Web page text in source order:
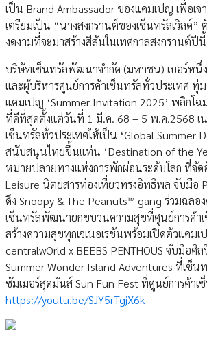
เป็น Brand Ambassador ของแคมเปญ เพื่อเจ
เตรียมเป็น “นางสงกรานต์ของเซ็นทรัลเวิลด์
งดงามที่จะมาสร้างสีสันในเทศกาลสงกรานต์ปีนี้
บริษัทเซ็นทรัลพัฒนาจำกัด (มหาชน) เบอร์หนึ่
และผู้บริหารศูนย์การค้าเซ็นทรัลทั่วประเทศ ทุ่
แคมเปญ ‘Summer Invitation 2025’ พลิกโ
ที่ดีที่สุดตั้งแต่วันที่ 1 มี.ค. 68 – 5 พ.ค.2568 เ
เซ็นทรัลทั่วประเทศให้เป็น ‘Global Summer
สนับสนุนไทยขึ้นแท่น ‘Destination of the
หมายปลายทางแห่งการพักผ่อนระดับโลก ที่จัด
Leisure นิตยสารท่องเที่ยวทรงอิทธิพล จับมือ
ดึง Snoopy & The Peanuts™ gang ร่วมฉลอ
เซ็นทรัลพัฒนายกขบวนความสุขที่ศูนย์การค้า
สร้างความสุขทุกเจเนอเรชันพร้อมเปิดตัวแคมเ
centralwOrld x BEEBS PENTHOUS จับมือศิ
Summer Wonder Island Adventures ที่เซ็น
ซัมเมอร์สุดมันส์ Sun Fun Fest ที่ศูนย์การค้าเ
https://youtu.be/SJY5rTgjX6k